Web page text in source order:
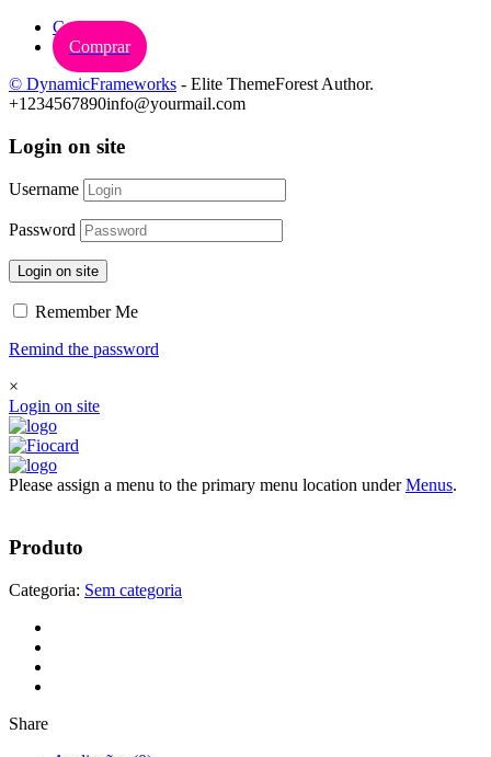
Carrinho
Comprar
© DynamicFrameworks - Elite ThemeForest Author.
+1234567890info@yourmail.com
Login on site
Username
Password
Login on site
Remember Me
Remind the password
×
Login on site
Please assign a menu to the primary menu location underMenus.
Produto
Categoria: Sem categoria
Share